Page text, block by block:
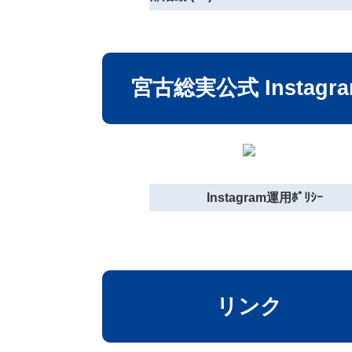
宮古総実公式
Instagram運用ﾎﾟﾘｼｰ
リンク